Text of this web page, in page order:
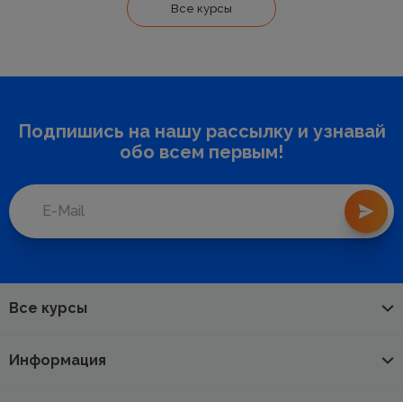
Все курсы
Подпишись на нашу рассылку и узнавай
обо всем первым!
Все курсы
Информация